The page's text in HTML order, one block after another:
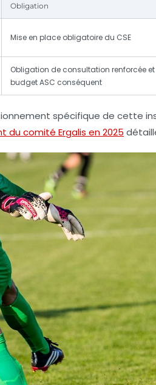
Obligation
Mise en place obligatoire du CSE
Obligation de consultation renforcée et
budget ASC conséquent
spécifique de cette
du comité Ergalis en 2025